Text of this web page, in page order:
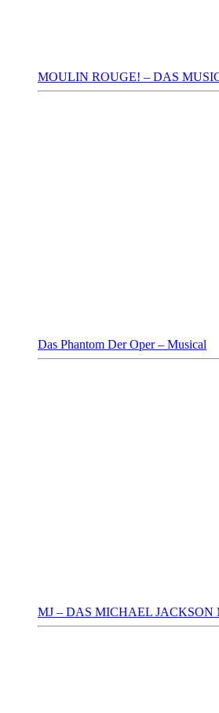
MOULIN ROUGE! – DAS
Das Phantom Der Oper – Musical
MJ – DAS MICHAEL JACKSON